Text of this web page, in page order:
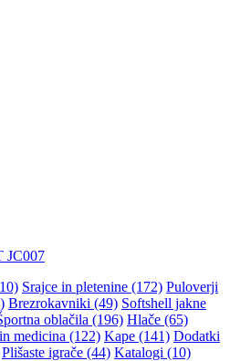
JC007
Srajce in pletenine (172) Puloverji
Brezrokavniki (49) Softshell jakne
oblačila (196) Hlače (65)
medicina (122) Kape (141) Dodatki
Plišaste igrače (44) Katalogi (10)